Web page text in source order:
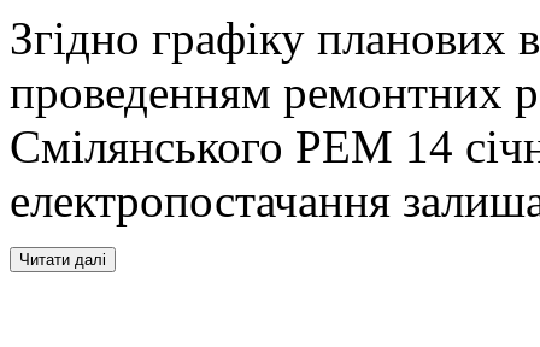
Згідно графіку планових
проведенням ремонтних
Смілянського РЕМ 14
електропостачання